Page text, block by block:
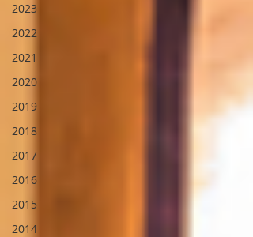
2023
2022
2021
2020
2019
2018
2017
2016
2015
2014